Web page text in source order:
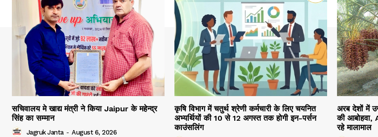
सचिवालय मे खाद्य मंत्री ने किया Jaipur के महेन्द्र
सिंह का सम्मान
Jagruk Janta - August 6, 2026
कृषि विभाग में चतुर्थ श्रेणी कर्मचारी के लिए चयनित
अभ्यर्थियों की 10 से 12 अगस्त तक होगी इन-पर्सन
काउंसलिंग
अरब देशों में
की आबोहवा,
रहे मालामाल